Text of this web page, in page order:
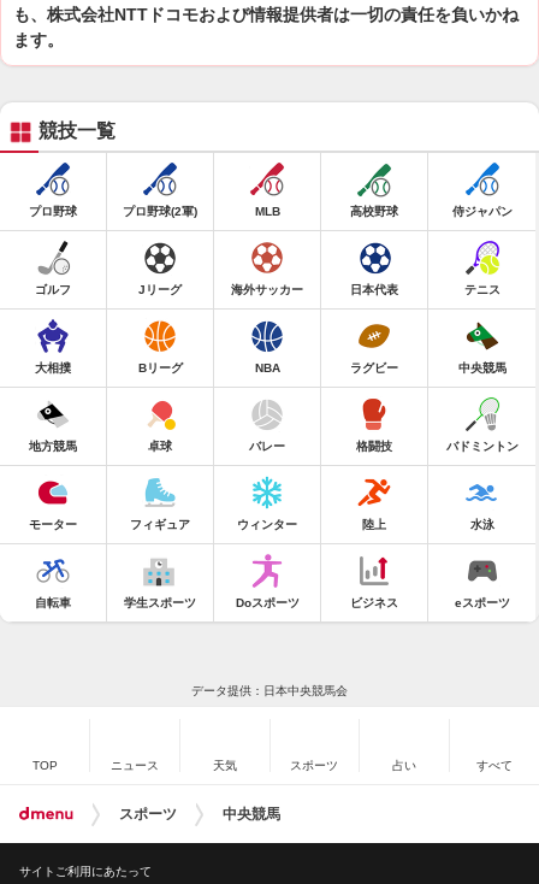
も、株式会社NTTドコモおよび情報提供者は一切の責任を負いかね
ます。
競技一覧
プロ野球 プロ野球(2軍) MLB 高校野球 侍ジャパン
ゴルフ Jリーグ 海外サッカー 日本代表 テニス
大相撲 Bリーグ NBA ラグビー 中央競馬
地方競馬 卓球 バレー 格闘技 バドミントン
モーター フィギュア ウィンター 陸上 水泳
自転車 学生スポーツ Doスポーツ ビジネス eスポーツ
データ提供：日本中央競馬会
TOP ニュース 天気 スポーツ 占い すべて
スポーツ 中央競馬
サイトご利用にあたって